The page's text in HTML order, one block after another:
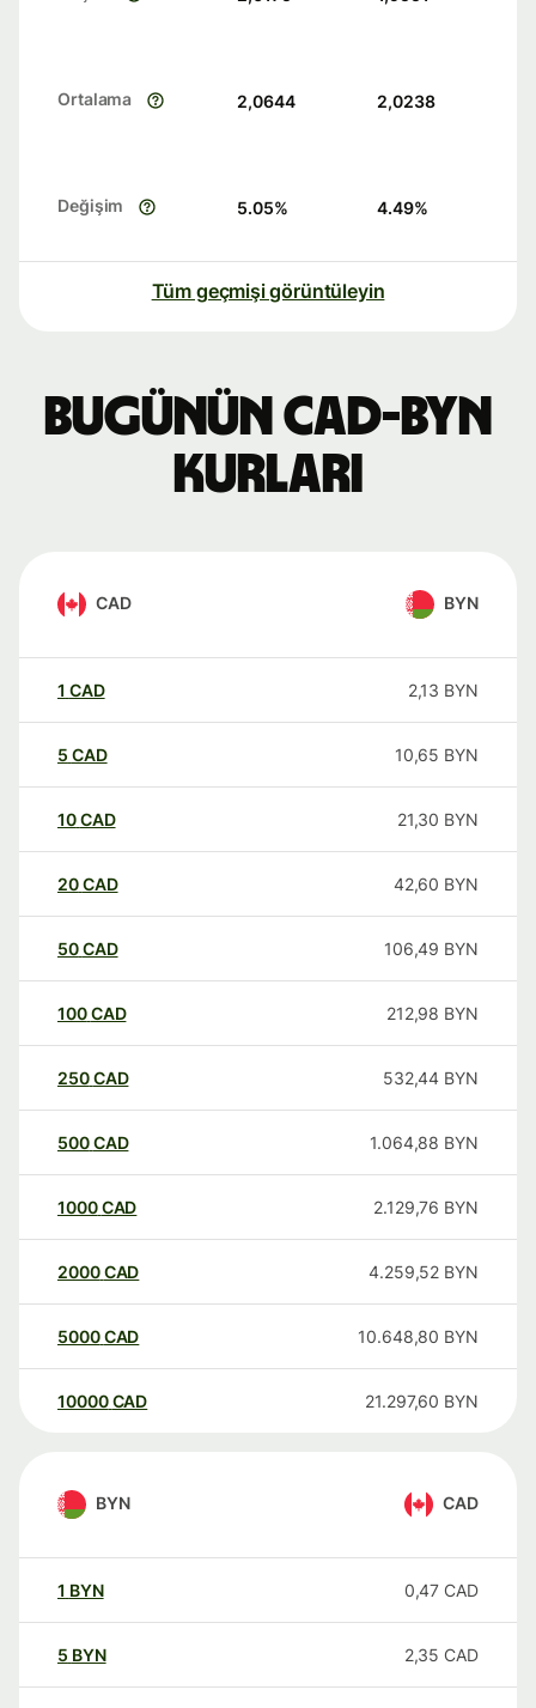
Ortalama 2,0644 2,0238
Değişim 5.05% 4.49%
Tüm geçmişi görüntüleyin
Bugünün CAD-BYN
kurları
CAD BYN
1 CAD 2,13 BYN
5 CAD 10,65 BYN
10CAD 21,30 BYN
20CAD 42,60 BYN
50CAD 106,49 BYN
100CAD 212,98 BYN
250CAD 532,44 BYN
500CAD 1.064,88 BYN
1000CAD 2.129,76 BYN
2000CAD 4.259,52 BYN
5000CAD 10.648,80 BYN
10000 CAD 21.297,60 BYN
BYN CAD
1 BYN 0,47 CAD
5 BYN 2,35 CAD